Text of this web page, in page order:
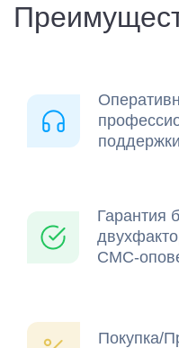
Гарантия
СМС-
Покупка/